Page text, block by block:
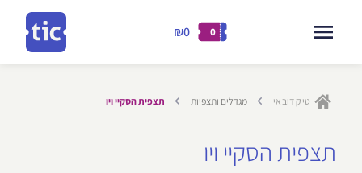
0
₪0
טיק דובאי מגדלים ותצפיות תצפית הסקיי ויו
תצפית הסקיי ויו